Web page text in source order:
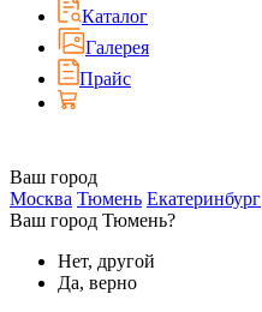
Каталог
Галерея
Прайс
Ваш город
Москва Тюмень Екатеринбург
Ваш город Тюмень?
Нет, другой
Да, верно